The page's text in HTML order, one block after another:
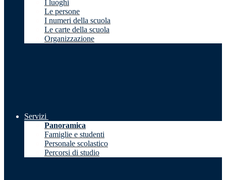
I luoghi
Le persone
I numeri della scuola
Le carte della scuola
Organizzazione
Servizi
Panoramica
Famiglie e studenti
Personale scolastico
Percorsi di studio